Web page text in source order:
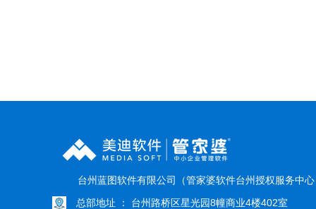
台州蓝图软件有限公司（管家婆软件台州授权服务中
总部地址 ： 台州路桥区星光园8幢商业4楼402室